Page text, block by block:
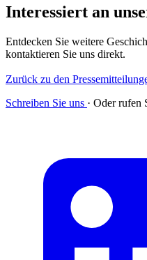
Interessiert an
Entdecken Sie weitere
kontaktieren Sie uns direkt.
Zurück zu den
Schreiben Sie uns · Oder rufen